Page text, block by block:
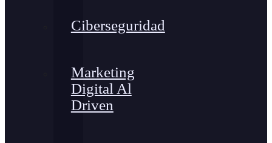
Ciberseguridad
Marketing
Digital Al
Driven